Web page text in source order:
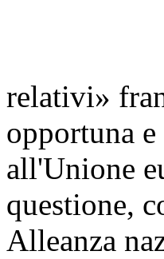
relativi»
opportuna e
all'Unione
questione,
Alleanza